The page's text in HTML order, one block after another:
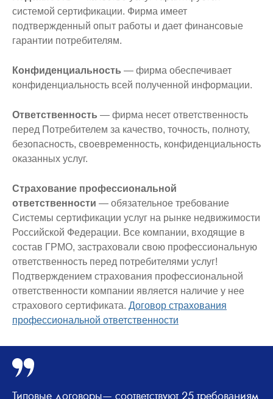
системой сертификации. Фирма имеет
подтвержденный опыт работы и дает финансовые
гарантии потребителям.
Конфиденциальность — фирма обеспечивает
конфиденциальность всей полученной информации.
Ответственность — фирма несет ответственность
перед Потребителем за качество, точность, полноту,
безопасность, своевременность, конфиденциальность
оказанных услуг.
Страхование профессиональной
ответственности — обязательное требование
Системы сертификации услуг на рынке недвижимости
Российской Федерации. Все компании, входящие в
состав ГРМО, застраховали свою профессиональную
ответственность перед потребителями услуг!
Подтверждением страхования профессиональной
ответственности компании является наличие у нее
страхового сертификата. Договор страхования
профессиональной ответственности